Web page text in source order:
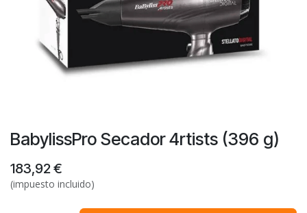
BabylissPro Secador 4rtists (396 g)
183,92€
(impuesto incluido)